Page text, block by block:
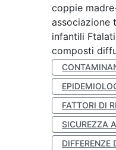
coppie
associazione
infantili
composti
FATTORI DI
SICUREZZA
DIFFERENZE